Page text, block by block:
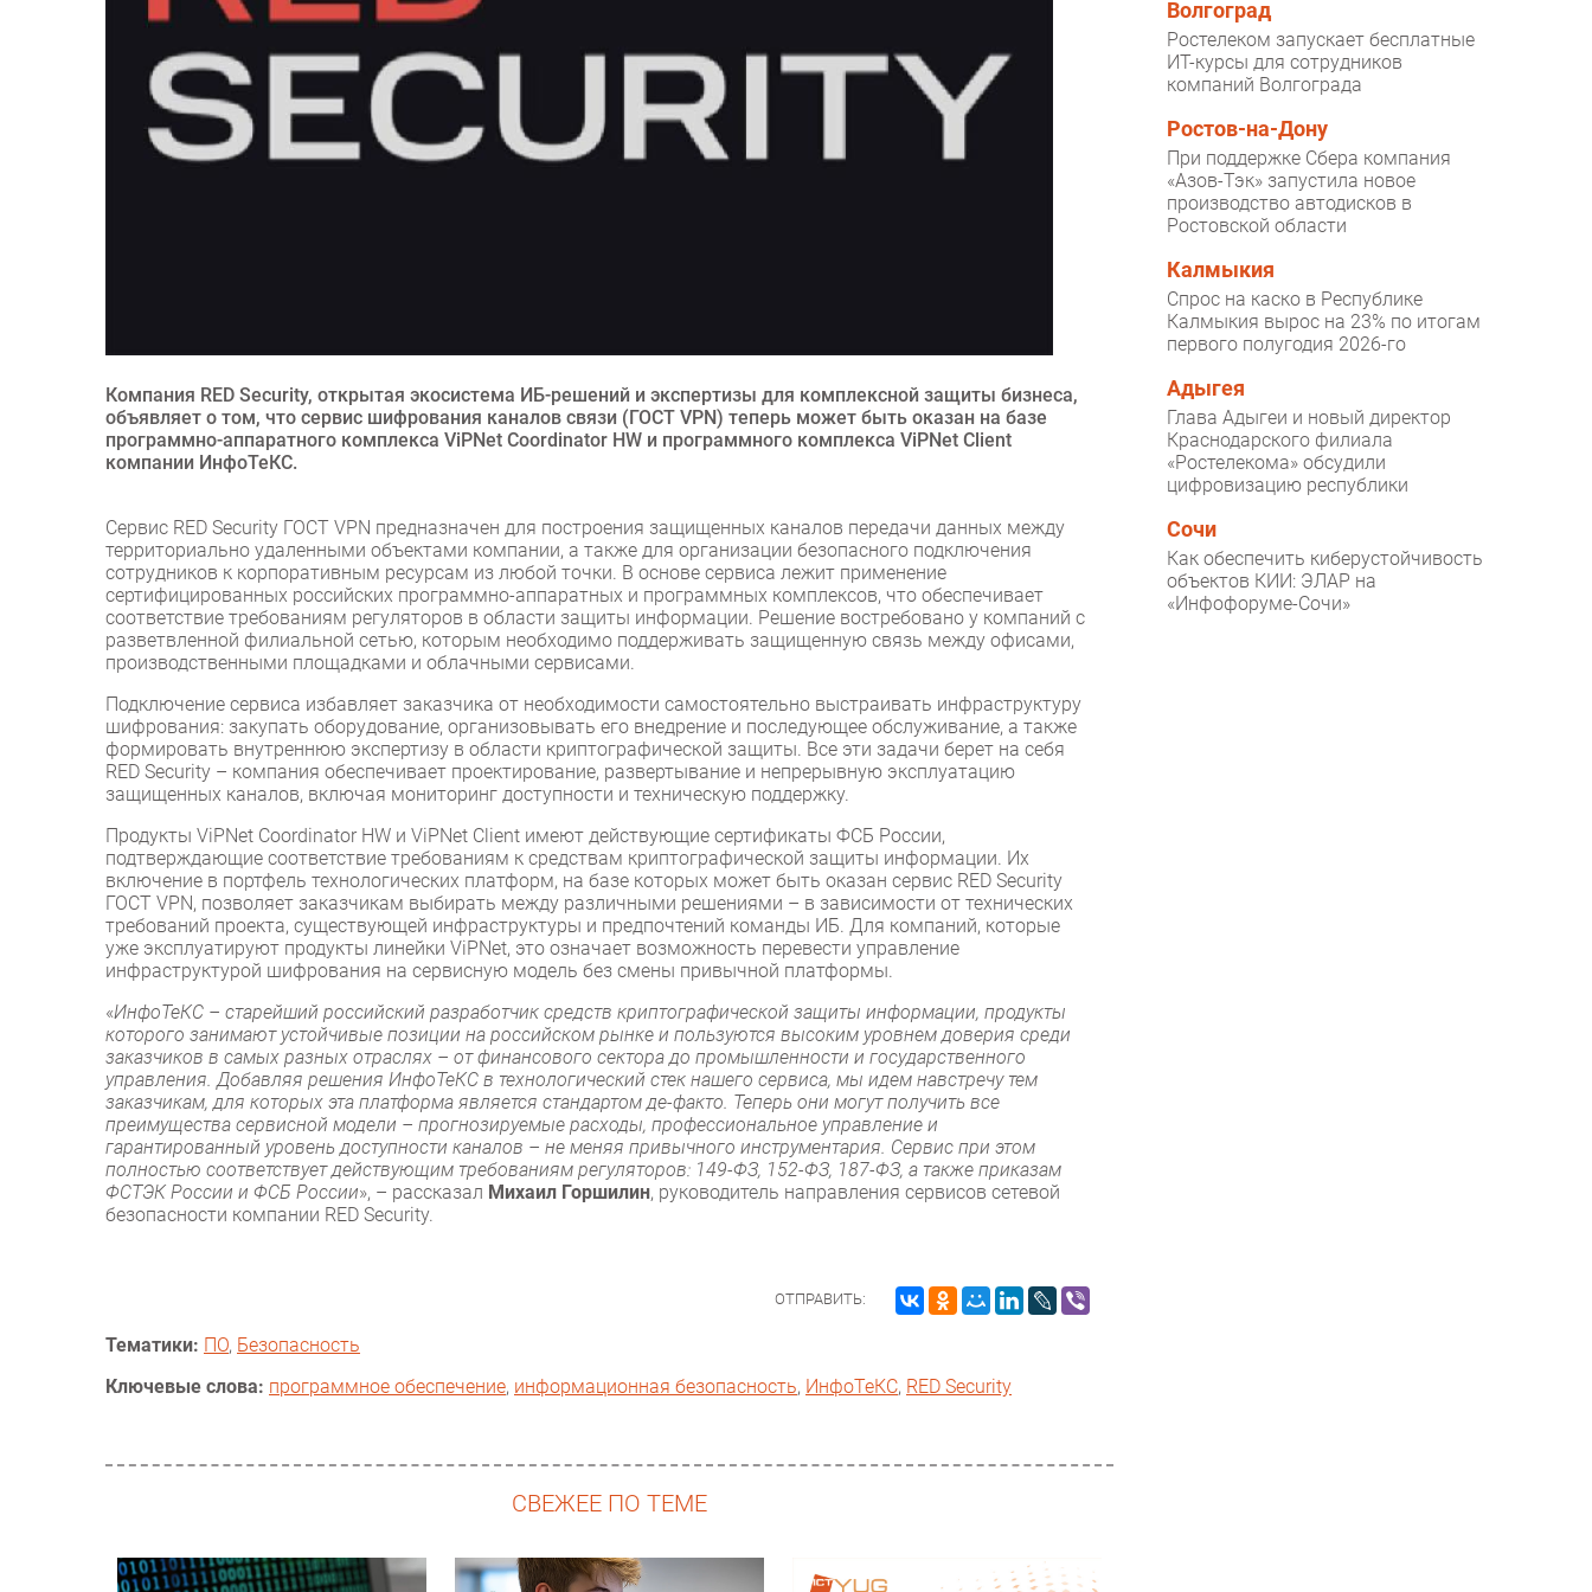
Компания RED Security, открытая экосистема ИБ-решений и экспертизы для комплексной защиты бизнеса,
объявляет о том, что сервис шифрования каналов связи (ГОСТ VPN) теперь может быть оказан на базе
программно-аппаратного комплекса ViPNet Coordinator HW и программного комплекса ViPNet Client
компании ИнфоТеКС.
Сервис RED Security ГОСТ VPN предназначен для построения защищенных каналов передачи данных между
территориально удаленными объектами компании, а также для организации безопасного подключения
сотрудников к корпоративным ресурсам из любой точки. В основе сервиса лежит применение
сертифицированных российских программно-аппаратных и программных комплексов, что обеспечивает
соответствие требованиям регуляторов в области защиты информации. Решение востребовано у компаний с
разветвленной филиальной сетью, которым необходимо поддерживать защищенную связь между офисами,
производственными площадками и облачными сервисами.
Подключение сервиса избавляет заказчика от необходимости самостоятельно выстраивать инфраструктуру
шифрования: закупать оборудование, организовывать его внедрение и последующее обслуживание, а также
формировать внутреннюю экспертизу в области криптографической защиты. Все эти задачи берет на себя
RED Security – компания обеспечивает проектирование, развертывание и непрерывную эксплуатацию
защищенных каналов, включая мониторинг доступности и техническую поддержку.
Продукты ViPNet Coordinator HW и ViPNet Client имеют действующие сертификаты ФСБ России,
подтверждающие соответствие требованиям к средствам криптографической защиты информации. Их
включение в портфель технологических платформ, на базе которых может быть оказан сервис RED Security
ГОСТ VPN, позволяет заказчикам выбирать между различными решениями – в зависимости от технических
требований проекта, существующей инфраструктуры и предпочтений команды ИБ. Для компаний, которые
уже эксплуатируют продукты линейки ViPNet, это означает возможность перевести управление
инфраструктурой шифрования на сервисную модель без смены привычной платформы.
«ИнфоТеКС – старейший российский разработчик средств криптографической защиты информации, продукты
которого занимают устойчивые позиции на российском рынке и пользуются высоким уровнем доверия среди
заказчиков в самых разных отраслях – от финансового сектора до промышленности и государственного
управления. Добавляя решения ИнфоТеКС в технологический стек нашего сервиса, мы идем навстречу тем
заказчикам, для которых эта платформа является стандартом де-факто. Теперь они могут получить все
преимущества сервисной модели – прогнозируемые расходы, профессиональное управление и
гарантированный уровень доступности каналов – не меняя привычного инструментария. Сервис при этом
полностью соответствует действующим требованиям регуляторов: 149-ФЗ, 152-ФЗ, 187-ФЗ, а также приказам
ФСТЭК России и ФСБ России», – рассказал Михаил Горшилин, руководитель направления сервисов сетевой
безопасности компании RED Security.
ОТПРАВИТЬ:
Тематики: ПО, Безопасность
Ключевые слова: программное обеспечение, информационная безопасность, ИнфоТеКС, RED Security
СВЕЖЕЕ ПО ТЕМЕ
Волгоград
Ростелеком запускает бесплатные
ИТ-курсы для сотрудников
компаний Волгограда
Ростов-на-Дону
При поддержке Сбера компания
«Азов-Тэк» запустила новое
производство автодисков в
Ростовской области
Калмыкия
Спрос на каско в Республике
Калмыкия вырос на 23% по итогам
первого полугодия 2026-го
Адыгея
Глава Адыгеи и новый директор
Краснодарского филиала
«Ростелекома» обсудили
цифровизацию республики
Сочи
Как обеспечить киберустойчивость
объектов КИИ: ЭЛАР на
«Инфофоруме-Сочи»